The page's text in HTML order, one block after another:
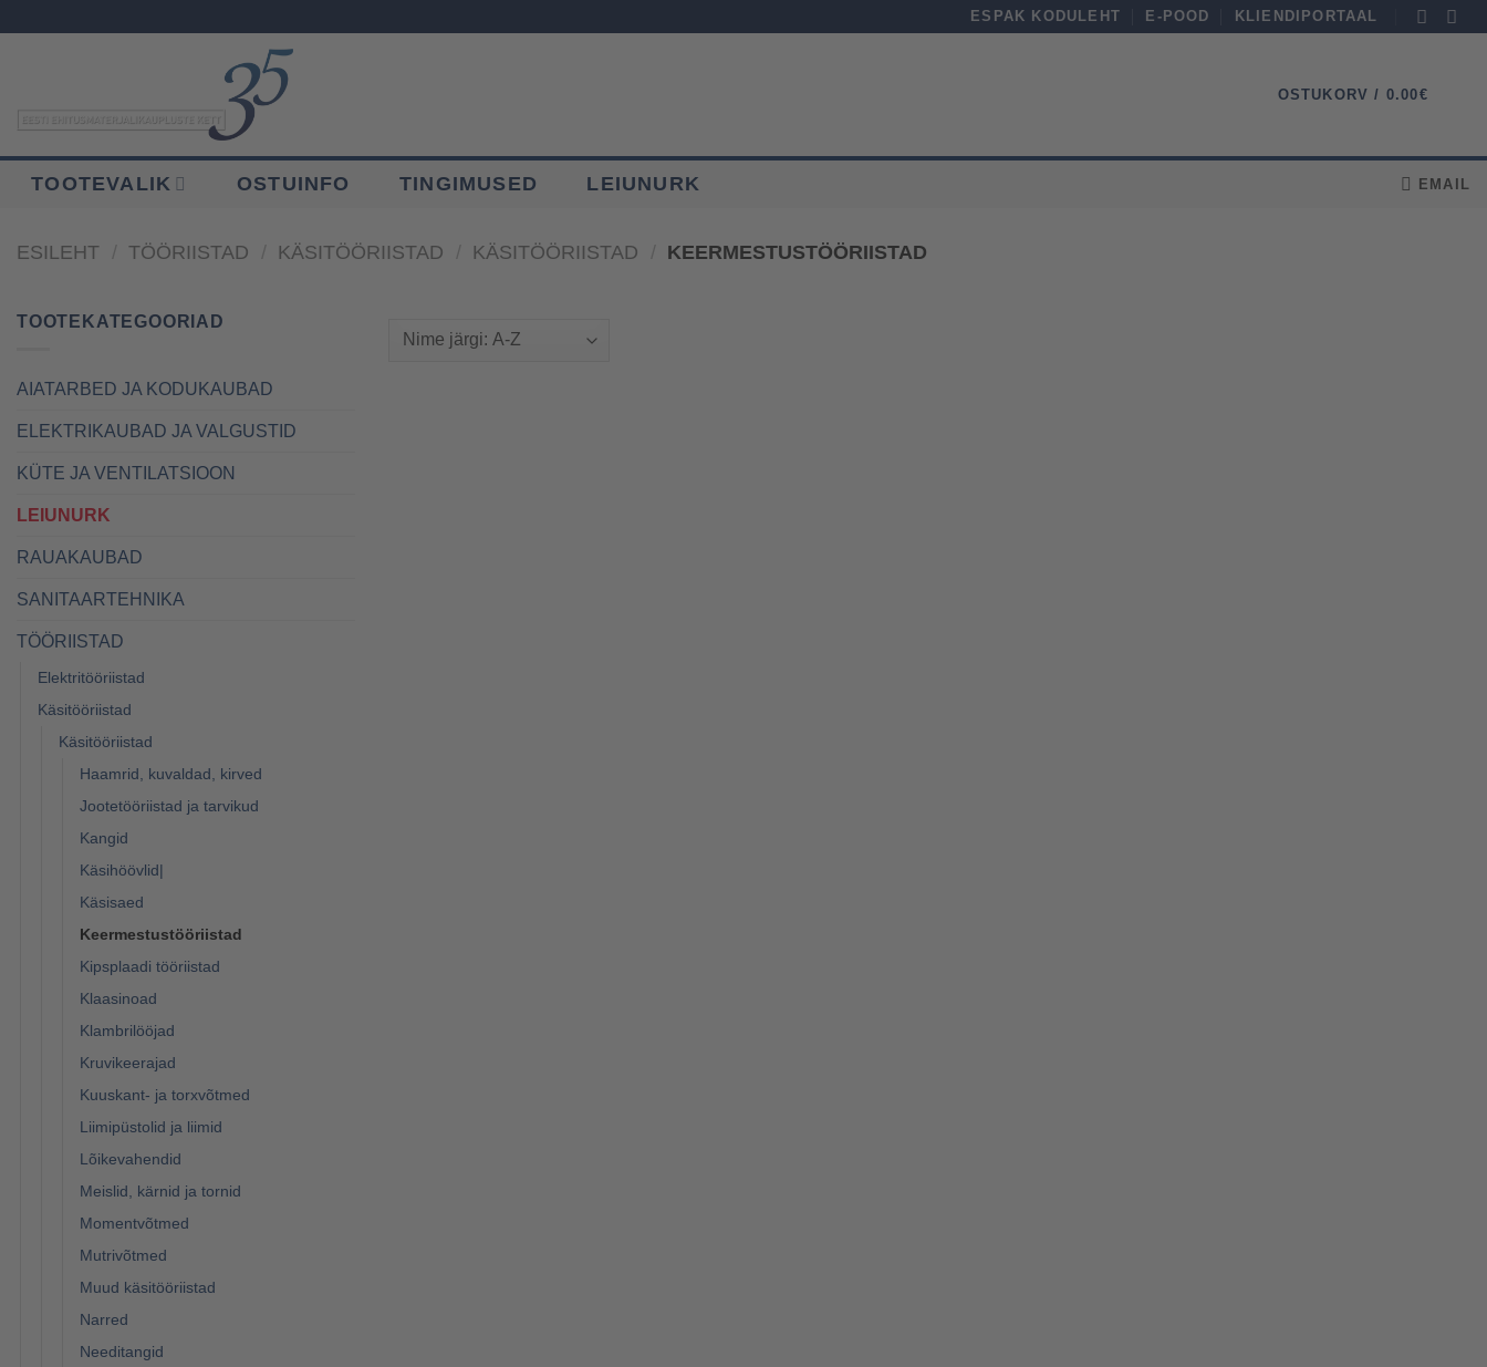
ESPAK KODULEHT E-POOD KLIENDIPORTAAL
OSTUKORV / 0.00€
TOOTEVALIK OSTUINFO TINGIMUSED LEIUNURK EMAIL
ESILEHT / TÖÖRIISTAD / KÄSITÖÖRIISTAD / KÄSITÖÖRIISTAD / KEERMESTUSTÖÖRIISTAD
TOOTEKATEGOORIAD
AIATARBED JA KODUKAUBAD
ELEKTRIKAUBAD JA VALGUSTID
KÜTE JA VENTILATSIOON
LEIUNURK
RAUAKAUBAD
SANITAARTEHNIKA
TÖÖRIISTAD
Elektritööriistad
Käsitööriistad
Käsitööriistad
Haamrid, kuvaldad, kirved
Jootetööriistad ja tarvikud
Kangid
Käsihöövlid|
Käsisaed
Keermestustööriistad
Kipsplaadi tööriistad
Klaasinoad
Klambrilööjad
Kruvikeerajad
Kuuskant- ja torxvõtmed
Liimipüstolid ja liimid
Lõikevahendid
Meislid, kärnid ja tornid
Momentvõtmed
Mutrivõtmed
Muud käsitööriistad
Narred
Needitangid